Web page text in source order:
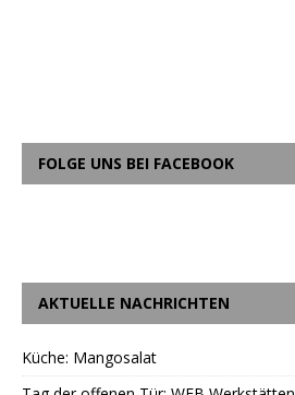
FOLGE UNS BEI FACEBOOK
AKTUELLE NACHRICHTEN
Küche: Mangosalat